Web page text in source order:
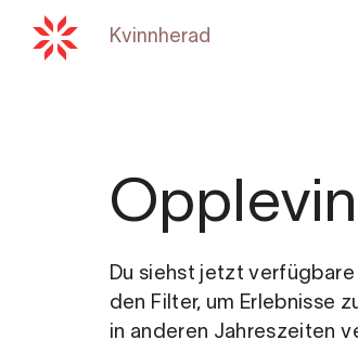
Kvinnherad
Du siehst jetzt verfügbare
den Filter, um Erlebnisse
in anderen Jahreszeiten